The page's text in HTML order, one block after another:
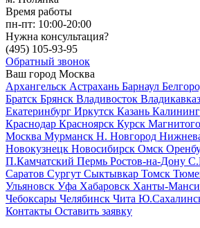
Время работы
пн-пт: 10:00-20:00
Нужна консультация?
(495) 105-93-95
Обратный звонок
Ваш город Москва
Архангельск Астрахань Барнаул
Братск Брянск Владивосток Владикавказ
Екатеринбург Иркутск Казань
Краснодар Красноярск Курск
Москва Мурманск Н. Новгород
Новокузнецк Новосибирск Омск
П.Камчатский Пермь Ростов-на-Дону
Саратов Сургут Сыктывкар Томск
Ульяновск Уфа Хабаровск Ханты-
Чебоксары Челябинск Чита
Контакты Оставить заявку